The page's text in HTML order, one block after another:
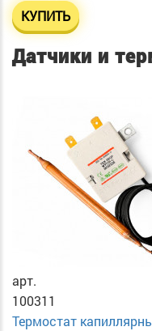
КУПИТЬ
Датчики и
арт.
100311
Термостат